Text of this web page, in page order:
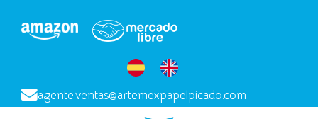
agente.ventas@artemexpapelpicado.com